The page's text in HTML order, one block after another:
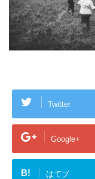
Twitter
Google+
B! はてブ